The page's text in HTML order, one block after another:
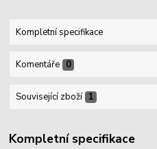
Kompletní specifikace
Komentáře 0
Související zboží 1
Kompletní specifikace